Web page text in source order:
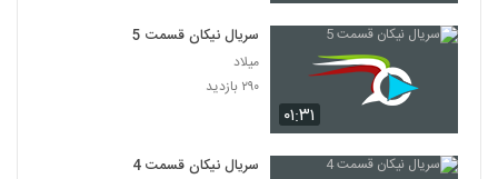
۰۱:۳۱
سریال نیکان قسمت 5
میلاد
۲۹۰ بازدید
سریال نیکان قسمت 4